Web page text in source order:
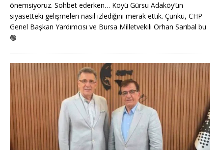
önemsiyoruz. Sohbet ederken… Köyü Gürsu Adaköy’ün
siyasetteki gelişmeleri nasıl izlediğini merak ettik. Çünkü, CHP
Genel Başkan Yardımcısı ve Bursa Milletvekili Orhan Sarıbal bu
🟢